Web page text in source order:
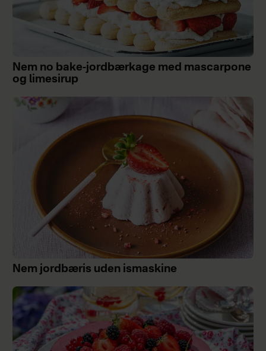
Nem no bake-jordbærkage med mascarpone
og limesirup
Nem jordbæris uden ismaskine